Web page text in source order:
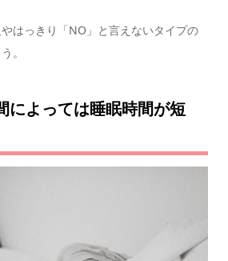
はっきり「NO」と言えないタイプの
。
によっては睡眠時間が短